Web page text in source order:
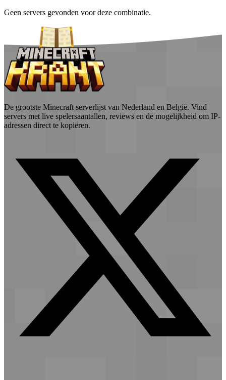
Geen servers gevonden voor deze combinatie.
De grootste Minecraft serverlijst van Nederland en België. Vind
servers met live spelersaantallen, reviews en de mogelijkheid om IP-
adressen direct te kopiëren.